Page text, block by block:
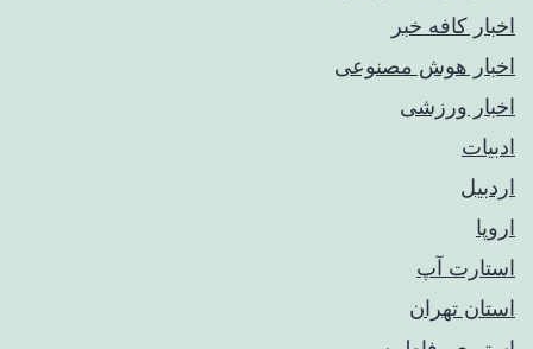
اخبار کافه خبر
اخبار هوش مصنوعی
اخبار ورزشی
ادبیات
اردبیل
اروپا
استارت آپ
استان تهران